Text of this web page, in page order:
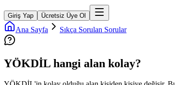
Giriş Yap Ücretsiz Üye Ol
Ana Sayfa Sıkça Sorulan Sorular
YÖKDİL hangi alan kolay?